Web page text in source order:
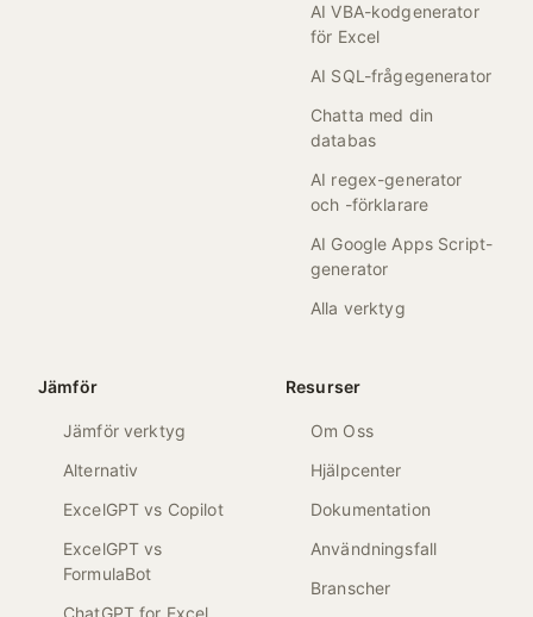
AI VBA-kodgenerator
för Excel
AI SQL-frågegenerator
Chatta med din
databas
AI regex-generator
och -förklarare
AI Google Apps Script-
generator
Alla verktyg
Jämför
Jämför verktyg
Alternativ
ExcelGPT vs Copilot
ExcelGPT vs
FormulaBot
ChatGPT for Excel
Resurser
Om Oss
Hjälpcenter
Dokumentation
Användningsfall
Branscher